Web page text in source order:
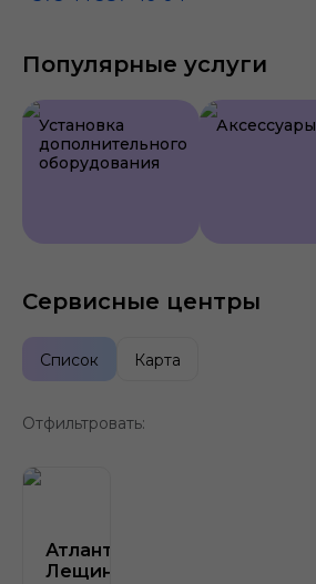
Популярные услуги
Установка
дополнительного
оборудования
Аксессуары
Сервисные центры
Список Карта
Отфильтровать:
Атлант-М
Лещинского